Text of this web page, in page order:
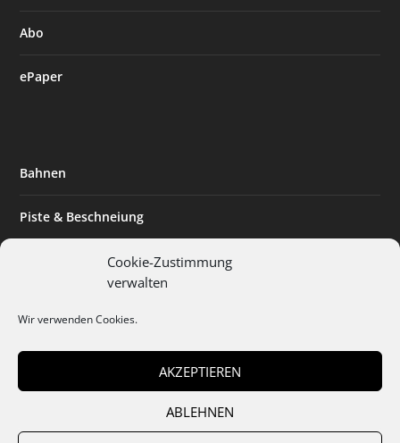
Cookie-Zustimmung
verwalten
Wir verwenden Cookies.
AKZEPTIEREN
ABLEHNEN
Abo
ePaper
Bahnen
Piste & Beschneiung
Expertise & Technik